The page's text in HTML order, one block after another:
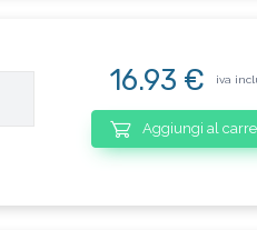
16.93 € iva
Aggiungi al